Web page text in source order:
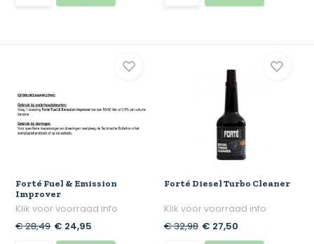
Forté Fuel & Emission
Improver
Klik voor voorraad info
€ 28,49 € 24,95
Forté Diesel Turbo Cleaner
Klik voor voorraad info
€ 32,98 € 27,50